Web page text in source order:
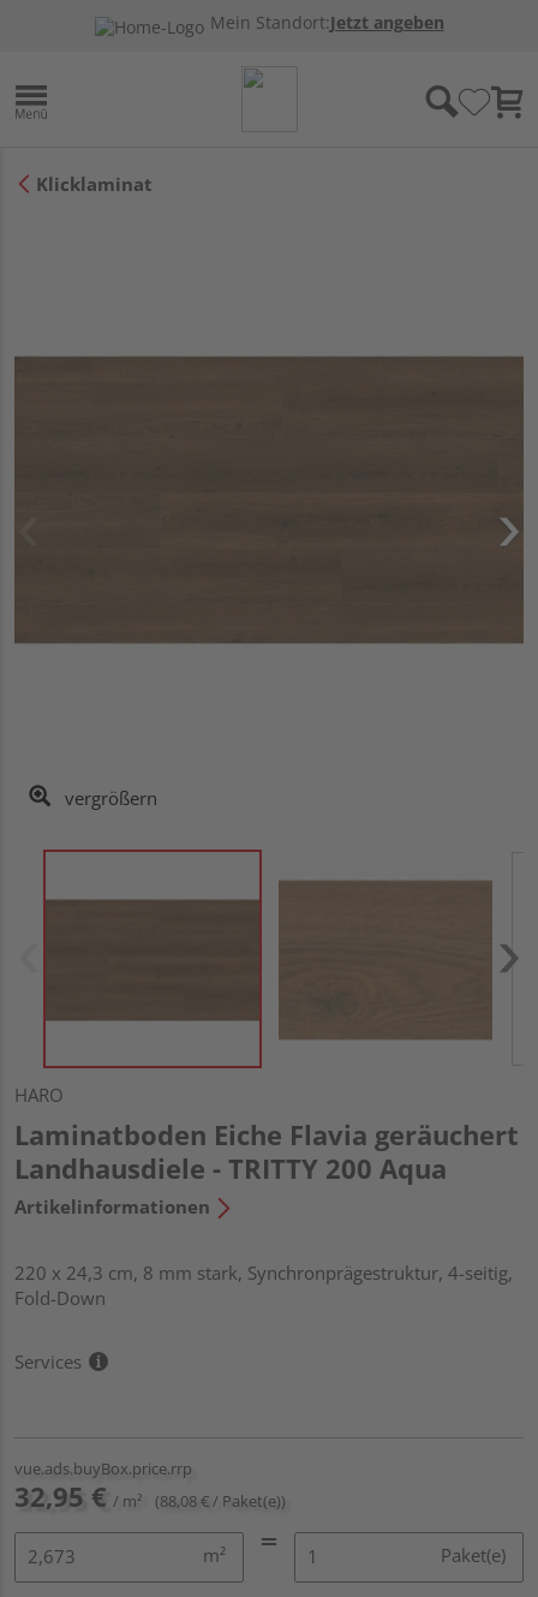
Mein Standort:Jetzt angeben
Klicklaminat
vergrößern
HARO
Laminatboden Eiche Flavia geräuchert
Landhausdiele - TRITTY 200 Aqua
Artikelinformationen
220 x 24,3 cm, 8 mm stark, Synchronprägestruktur, 4-seitig,
Fold-Down
Services
vue.ads.buyBox.price.rrp
32,95 € / m² (88,08 € / Paket(e))
m² Paket(e)